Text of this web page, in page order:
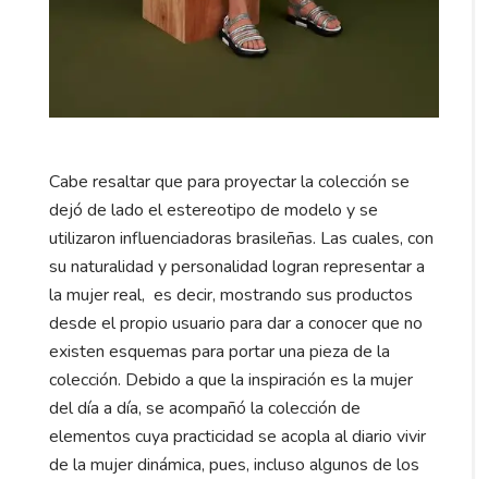
Cabe resaltar que para proyectar la colección se
dejó de lado el estereotipo de modelo y se
utilizaron influenciadoras brasileñas. Las cuales, con
su naturalidad y personalidad logran representar a
la mujer real, es decir, mostrando sus productos
desde el propio usuario para dar a conocer que no
existen esquemas para portar una pieza de la
colección. Debido a que la inspiración es la mujer
del día a día, se acompañó la colección de
elementos cuya practicidad se acopla al diario vivir
de la mujer dinámica, pues, incluso algunos de los